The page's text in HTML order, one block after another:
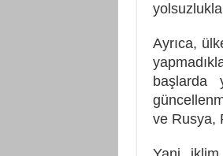
Ayrıca,
başlarda
ve Rusya,